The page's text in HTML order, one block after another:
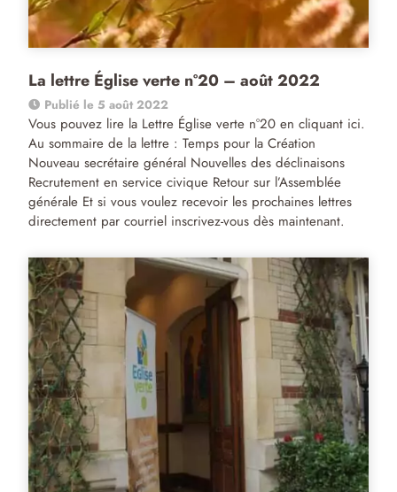
La lettre Église verte n°20 – août 2022
Publié le 5 août 2022
Vous pouvez lire la Lettre Église verte n°20 en cliquant ici.
Au sommaire de la lettre : Temps pour la Création
Nouveau secrétaire général Nouvelles des déclinaisons
Recrutement en service civique Retour sur l’Assemblée
générale Et si vous voulez recevoir les prochaines lettres
directement par courriel inscrivez-vous dès maintenant.